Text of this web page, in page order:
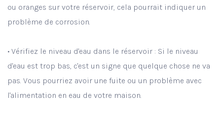
ou oranges sur votre réservoir, cela pourrait indiquer un
problème de corrosion.
• Vérifiez le niveau d'eau dans le réservoir : Si le niveau
d'eau est trop bas, c'est un signe que quelque chose ne va
pas. Vous pourriez avoir une fuite ou un problème avec
l'alimentation en eau de votre maison.